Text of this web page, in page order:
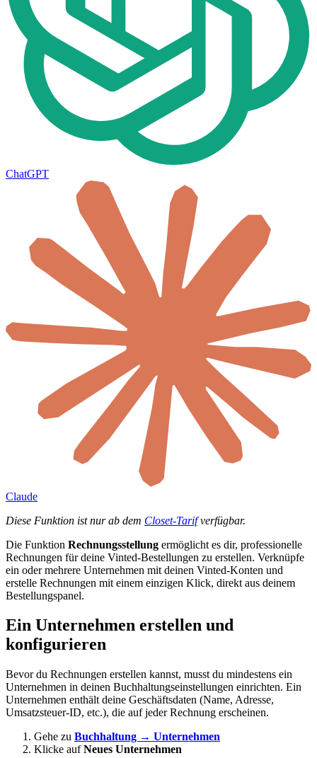
ChatGPT
Claude
Diese Funktion ist nur ab dem Closet-Tarifverfügbar.
Die Funktion Rechnungsstellung ermöglicht es dir, professionelle
Rechnungen für deine Vinted-Bestellungen zu erstellen. Verknüpfe
ein oder mehrere Unternehmen mit deinen Vinted-Konten und
erstelle Rechnungen mit einem einzigen Klick, direkt aus deinem
Bestellungspanel.
Ein Unternehmen erstellen und
konfigurieren
Bevor du Rechnungen erstellen kannst, musst du mindestens ein
Unternehmen in deinen Buchhaltungseinstellungen einrichten. Ein
Unternehmen enthält deine Geschäftsdaten (Name, Adresse,
Umsatzsteuer-ID, etc.), die auf jeder Rechnung erscheinen.
Gehe zu Buchhaltung → Unternehmen
Klicke aufNeues Unternehmen